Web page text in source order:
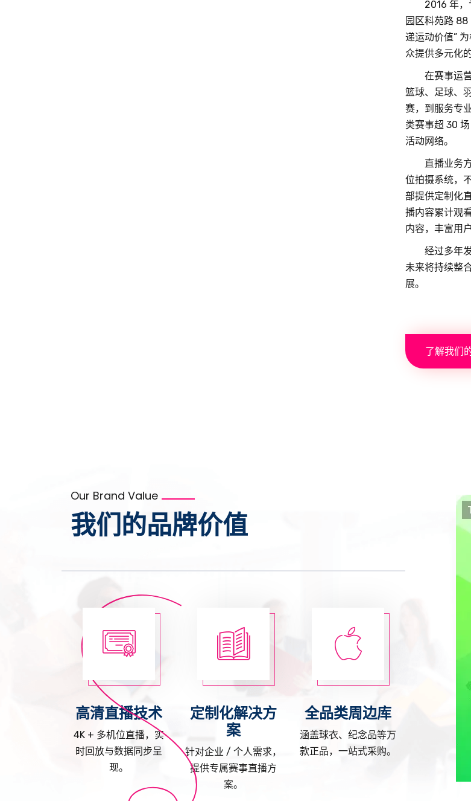
2016 年
园区科苑路 88
递运动价值”
众提供多元化
在赛事运
篮球、足球、
赛，到服务专
类赛事超 30
活动网络。
直播业务
位拍摄系统，
部提供定制化
播内容累计观
内容，丰富用
经过多年发
未来将持续整
展。
了解我们
Our Brand Value
我们的品牌价值
高清直播技术
4K + 多机位直播，实
时回放与数据同步呈
现。
定制化解决方
案
针对企业 / 个人需求，
提供专属赛事直播方
案。
全品类周边库
涵盖球衣、纪念品等万
款正品，一站式采购。